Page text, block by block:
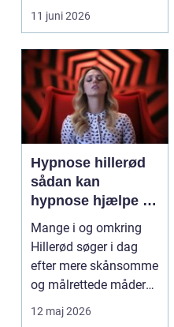
11 juni 2026
Hypnose hillerød
sådan kan
hypnose hjælpe i
hverdagen
Mange i og omkring
Hillerød søger i dag
efter mere skånsomme
og målrettede måder
at få det bedre på....
12 maj 2026